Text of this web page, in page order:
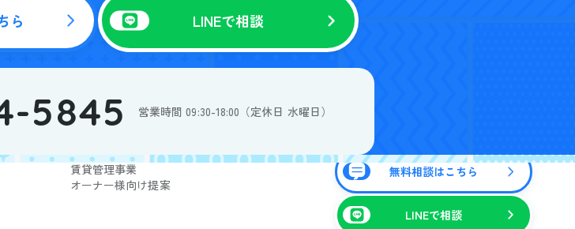
ら LINEで相談
5845 営業時間 09:30-18:00（定休日 水曜日）
スタッフ紹介
私たちについて
賃貸仲介事業
賃貸管理事業
オーナー様向け提案
お客様の声
サイトマップ
無料相談はこちら
LINEで相談